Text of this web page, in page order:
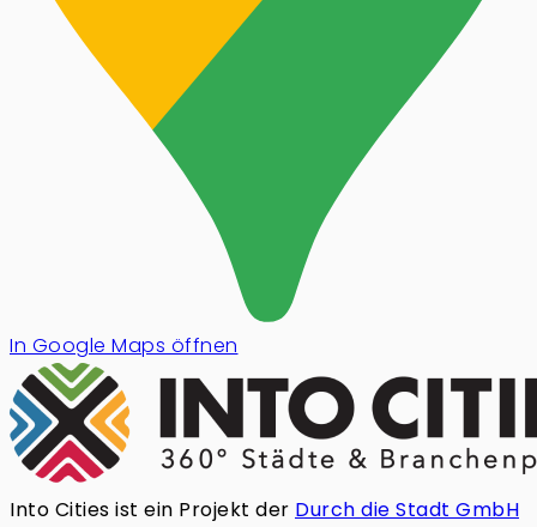
In Google Maps öffnen
Into Cities ist ein Projekt der Durch die Stadt GmbH